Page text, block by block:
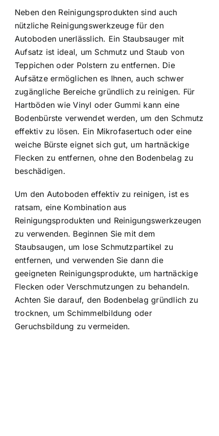
Neben den Reinigungsprodukten sind auch
nützliche Reinigungswerkzeuge für den
Autoboden unerlässlich. Ein Staubsauger mit
Aufsatz ist ideal, um Schmutz und Staub von
Teppichen oder Polstern zu entfernen. Die
Aufsätze ermöglichen es Ihnen, auch schwer
zugängliche Bereiche gründlich zu reinigen. Für
Hartböden wie Vinyl oder Gummi kann eine
Bodenbürste verwendet werden, um den Schmutz
effektiv zu lösen. Ein Mikrofasertuch oder eine
weiche Bürste eignet sich gut, um hartnäckige
Flecken zu entfernen, ohne den Bodenbelag zu
beschädigen.
Um den Autoboden effektiv zu reinigen, ist es
ratsam, eine Kombination aus
Reinigungsprodukten und Reinigungswerkzeugen
zu verwenden. Beginnen Sie mit dem
Staubsaugen, um lose Schmutzpartikel zu
entfernen, und verwenden Sie dann die
geeigneten Reinigungsprodukte, um hartnäckige
Flecken oder Verschmutzungen zu behandeln.
Achten Sie darauf, den Bodenbelag gründlich zu
trocknen, um Schimmelbildung oder
Geruchsbildung zu vermeiden.